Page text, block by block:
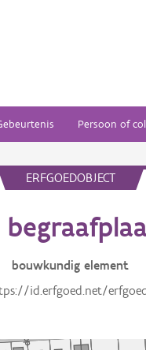
Persoon of
ERFGOEDOBJECT
bouwkundig element
id.erfgoed.net/